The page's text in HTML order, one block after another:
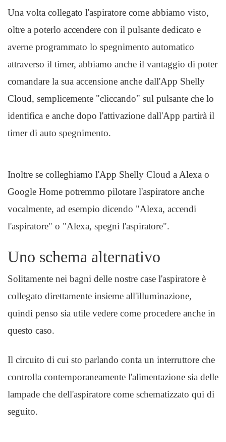
Una volta collegato l'aspiratore come abbiamo visto,
oltre a poterlo accendere con il pulsante dedicato e
averne programmato lo spegnimento automatico
attraverso il timer, abbiamo anche il vantaggio di poter
comandare la sua accensione anche dall'App Shelly
Cloud, semplicemente "cliccando" sul pulsante che lo
identifica e anche dopo l'attivazione dall'App partirà il
timer di auto spegnimento.
Inoltre se colleghiamo l'App Shelly Cloud a Alexa o
Google Home potremmo pilotare l'aspiratore anche
vocalmente, ad esempio dicendo "Alexa, accendi
l'aspiratore" o "Alexa, spegni l'aspiratore".
Uno schema alternativo
Solitamente nei bagni delle nostre case l'aspiratore è
collegato direttamente insieme all'illuminazione,
quindi penso sia utile vedere come procedere anche in
questo caso.
Il circuito di cui sto parlando conta un interruttore che
controlla contemporaneamente l'alimentazione sia delle
lampade che dell'aspiratore come schematizzato qui di
seguito.